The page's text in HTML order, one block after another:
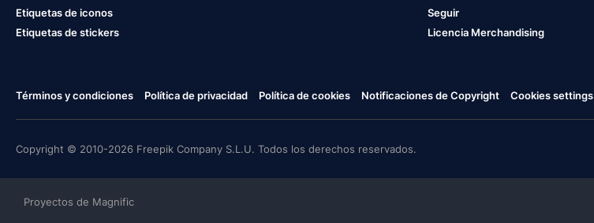
Etiquetas de iconos
Etiquetas de stickers
Seguir
Licencia Merchandising
Términos y condiciones Política de privacidad Política de cookies Notificaciones de Copyright Cookies settings
Copyright © 2010-2026 Freepik Company S.L.U. Todos los derechos reservados.
Proyectos de Magnific